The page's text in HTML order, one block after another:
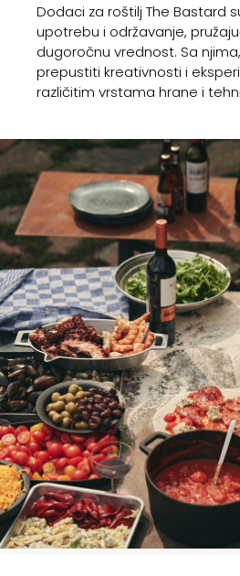
Dodaci za roštilj The Bastard
upotrebu i održavanje,
dugoročnu vrednost. Sa
prepustiti kreativnosti i
različitim vrstama hrane i